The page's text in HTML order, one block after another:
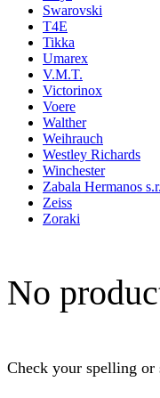
Swarovski
T4E
Tikka
Umarex
V.M.T.
Victorinox
Voere
Walther
Weihrauch
Westley Richards
Winchester
Zabala Hermanos
Zeiss
Zoraki
No
Check your spelling or